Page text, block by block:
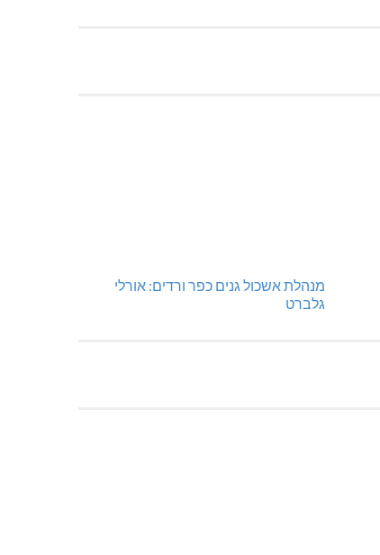
מנהלת אשכול גנים כפר ורדים: אורלי
גלברט